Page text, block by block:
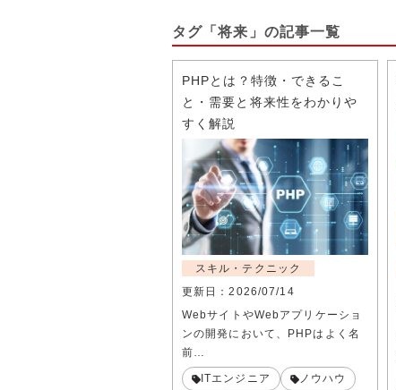
タグ「将来」の記事一覧
PHPとは？特徴・できるこ
と・需要と将来性をわかりや
すく解説
スキル・テクニック
更新日：2026/07/14
WebサイトやWebアプリケーショ
ンの開発において、PHPはよく名
前…
ITエンジニア
ノウハウ